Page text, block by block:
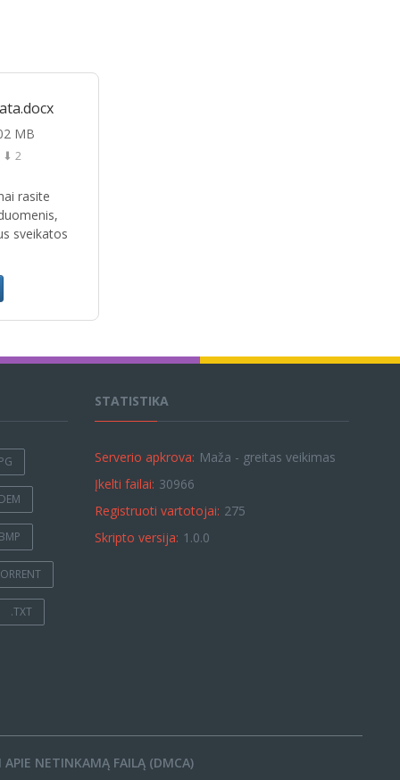
MB
⬇ 2
rasite
sveikatos
.TXT
STATISTIKA
Serverio apkrova: Maža - greitas veikimas
Įkelti failai: 30966
Registruoti vartotojai: 275
Skripto versija: 1.0.0
APIE NETINKAMĄ FAILĄ (DMCA)